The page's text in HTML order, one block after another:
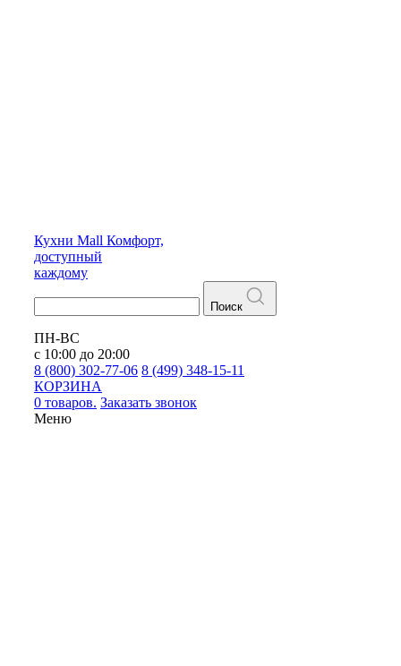
Кухни Mall Комфорт,
доступный
каждому
Поиск
ПН-ВС
с 10:00 до 20:00
8 (800) 302-77-06 8 (499) 348-15-11
КОРЗИНА
0 товаров. Заказать звонок
Меню